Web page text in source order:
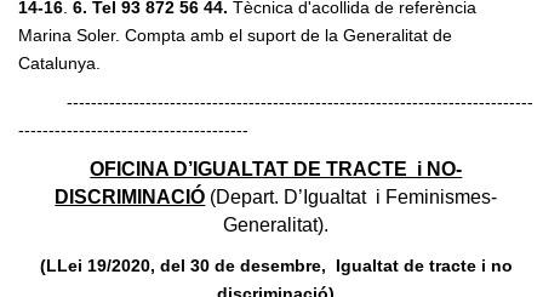
14-16 6. Tel 93 872 56 44. Tècnica d'acollida de referència
Marina Soler. Compta amb el suport de la Generalitat de
Catalunya.
-----------------------------------------------------------------------------
--------------------------------------
OFICINA D’IGUALTAT DE TRACTE i NO-
DISCRIMINACIÓ (Depart. D’Igualtat i Feminismes-
Generalitat).
(LLei 19/2020, del 30 de desembre, Igualtat de tracte i no
discriminació)